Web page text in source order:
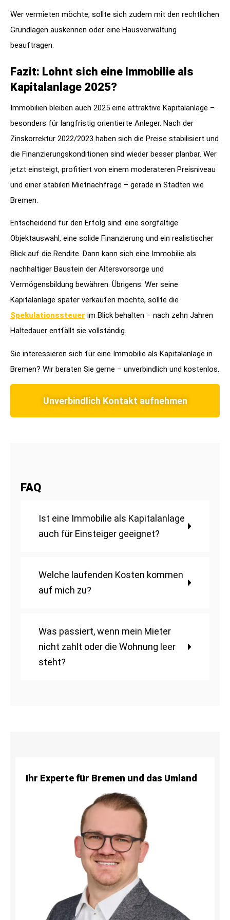
Wer vermieten möchte, sollte sich zudem mit den rechtlichen
Grundlagen auskennen oder eine Hausverwaltung
beauftragen.
Fazit: Lohnt sich eine Immobilie als
Kapitalanlage 2025?
Immobilien bleiben auch 2025 eine attraktive Kapitalanlage –
besonders für langfristig orientierte Anleger. Nach der
Zinskorrektur 2022/2023 haben sich die Preise stabilisiert und
die Finanzierungskonditionen sind wieder besser planbar. Wer
jetzt einsteigt, profitiert von einem moderateren Preisniveau
und einer stabilen Mietnachfrage – gerade in Städten wie
Bremen.
Entscheidend für den Erfolg sind: eine sorgfältige
Objektauswahl, eine solide Finanzierung und ein realistischer
Blick auf die Rendite. Dann kann sich eine Immobilie als
nachhaltiger Baustein der Altersvorsorge und
Vermögensbildung bewähren. Übrigens: Wer seine
Kapitalanlage später verkaufen möchte, sollte die
Spekulationssteuer im Blick behalten – nach zehn Jahren
Haltedauer entfällt sie vollständig.
Sie interessieren sich für eine Immobilie als Kapitalanlage in
Bremen? Wir beraten Sie gerne – unverbindlich und kostenlos.
Unverbindlich Kontakt aufnehmen
FAQ
Ist eine Immobilie als Kapitalanlage
auch für Einsteiger geeignet?
Welche laufenden Kosten kommen
auf mich zu?
Was passiert, wenn mein Mieter
nicht zahlt oder die Wohnung leer
steht?
Ihr Experte für Bremen und das Umland